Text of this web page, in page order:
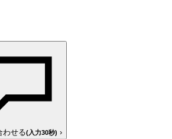
わせる(入力30秒) ›